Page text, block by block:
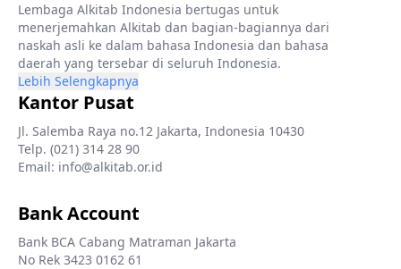
Lembaga Alkitab Indonesia bertugas untuk
menerjemahkan Alkitab dan bagian-bagiannya dari
naskah asli ke dalam bahasa Indonesia dan bahasa
daerah yang tersebar di seluruh Indonesia.
Lebih Selengkapnya
Kantor Pusat
Jl. Salemba Raya no.12 Jakarta, Indonesia 10430
Telp. (021) 314 28 90
Email: info@alkitab.or.id
Bank Account
Bank BCA Cabang Matraman Jakarta
No Rek 3423 0162 61